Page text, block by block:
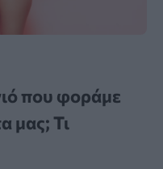
που φοράμε
μας; Τι